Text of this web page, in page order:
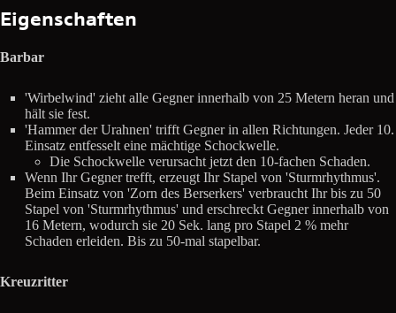
Eigenschaften
Barbar
'Wirbelwind' zieht alle Gegner innerhalb von 25 Metern heran und
hält sie fest.
'Hammer der Urahnen' trifft Gegner in allen Richtungen. Jeder 10.
Einsatz entfesselt eine mächtige Schockwelle.
Die Schockwelle verursacht jetzt den 10-fachen Schaden.
Wenn Ihr Gegner trefft, erzeugt Ihr Stapel von 'Sturmrhythmus'.
Beim Einsatz von 'Zorn des Berserkers' verbraucht Ihr bis zu 50
Stapel von 'Sturmrhythmus' und erschreckt Gegner innerhalb von
16 Metern, wodurch sie 20 Sek. lang pro Stapel 2 % mehr
Schaden erleiden. Bis zu 50-mal stapelbar.
Kreuzritter